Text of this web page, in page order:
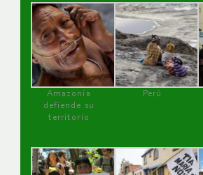
Amazonía
defiende su
territorio
Perú